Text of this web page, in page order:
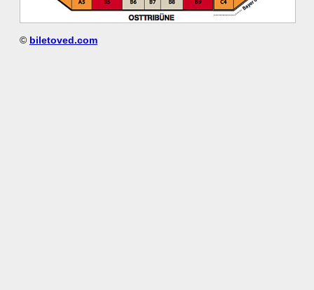
© biletoved.com